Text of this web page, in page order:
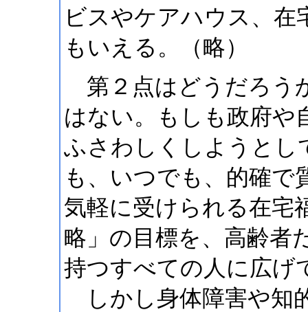
ビスやケアハウス、
もいえる。（略）
第２点はどうだろう
はない。もしも政府や
ふさわしくしようとし
も、いつでも、的確で
気軽に受けられる在宅
略」の目標を、高齢者
持つすべての人に広げ
しかし身体障害や知